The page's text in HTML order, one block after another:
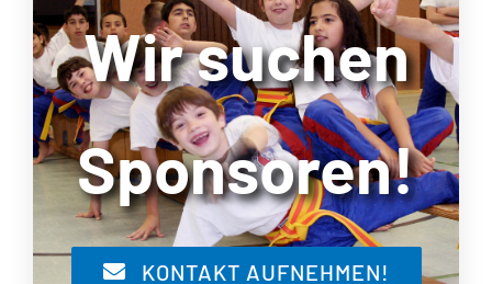
Wir suchen
Sponsoren!
KONTAKT AUFNEHMEN!